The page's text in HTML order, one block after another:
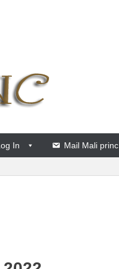
In Mail Mali princ